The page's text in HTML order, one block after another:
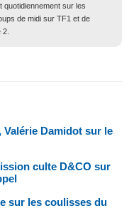
quotidiennement sur les
de midi sur TF1 et de
Damidot sur le
culte D&CO sur
sur les coulisses du